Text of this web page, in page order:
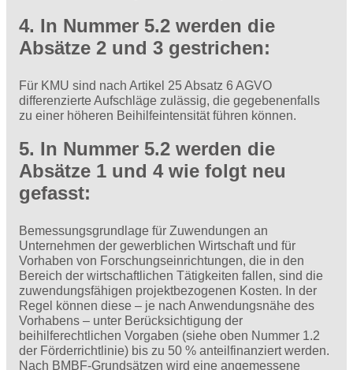
4. In Nummer 5.2 werden die
Absätze 2 und 3 gestrichen:
Für KMU sind nach Artikel 25 Absatz 6 AGVO
differenzierte Aufschläge zulässig, die gegebenenfalls
zu einer höheren Beihilfeintensität führen können.
5. In Nummer 5.2 werden die
Absätze 1 und 4 wie folgt neu
gefasst:
Bemessungsgrundlage für Zuwendungen an
Unternehmen der gewerblichen Wirtschaft und für
Vorhaben von Forschungseinrichtungen, die in den
Bereich der wirtschaftlichen Tätigkeiten fallen, sind die
zuwendungsfähigen projektbezogenen Kosten. In der
Regel können diese – je nach Anwendungsnähe des
Vorhabens – unter Berücksichtigung der
beihilferechtlichen Vorgaben (siehe oben Nummer 1.2
der Förderrichtlinie) bis zu 50 % anteilfinanziert werden.
Nach BMBF-Grundsätzen wird eine angemessene